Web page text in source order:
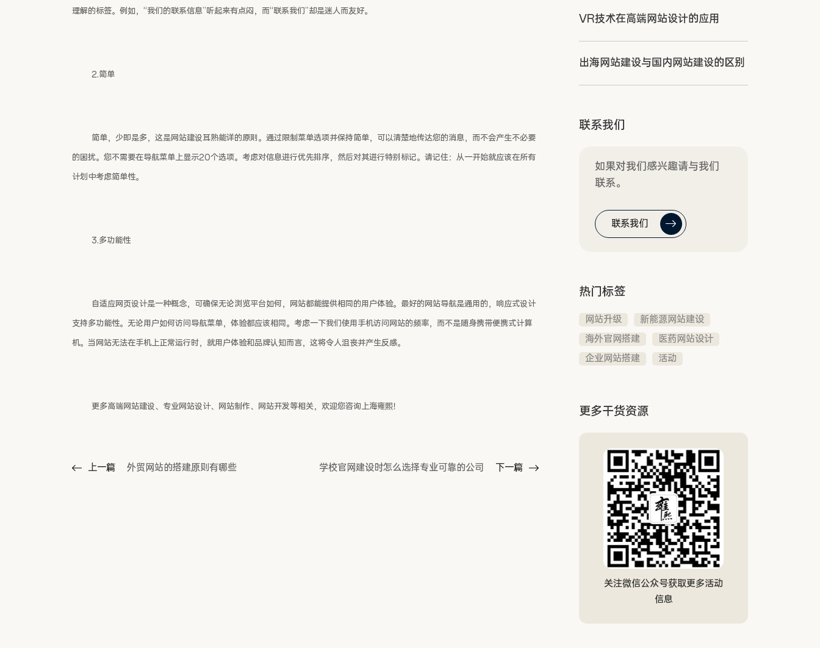
理解的标签。例如，“我们的联系信息”听起来有点闷，而“联系我们”却是迷人而友好。
2.简单
简单，少即是多，这是网站建设耳熟能详的原则。通过限制菜单选项并保持简单，可以清楚地传达您的消息，而不会产生不必要
的困扰。您不需要在导航菜单上显示20个选项。考虑对信息进行优先排序，然后对其进行特别标记。请记住：从一开始就应该在所有
计划中考虑简单性。
3.多功能性
自适应网页设计是一种概念，可确保无论浏览平台如何，网站都能提供相同的用户体验。最好的网站导航是通用的，响应式设计
支持多功能性。无论用户如何访问导航菜单，体验都应该相同。考虑一下我们使用手机访问网站的频率，而不是随身携带便携式计算
机。当网站无法在手机上正常运行时，就用户体验和品牌认知而言，这将令人沮丧并产生反感。
更多高端网站建设、专业网站设计、网站制作、网站开发等相关，欢迎您咨询上海雍熙！
上一篇 外贸网站的搭建原则有哪些 下一篇
学校官网建设时怎么选择专业可靠的公司
VR技术在高端网站设计的应用
出海网站建设与国内网站建设的区别
联系我们
如果对我们感兴趣请与我们
联系。
联系我们
热门标签
网站升级
新能源网站建设
海外官网搭建
医药网站设计
企业网站搭建
活动
更多干货资源
关注微信公众号获取更多活动
信息